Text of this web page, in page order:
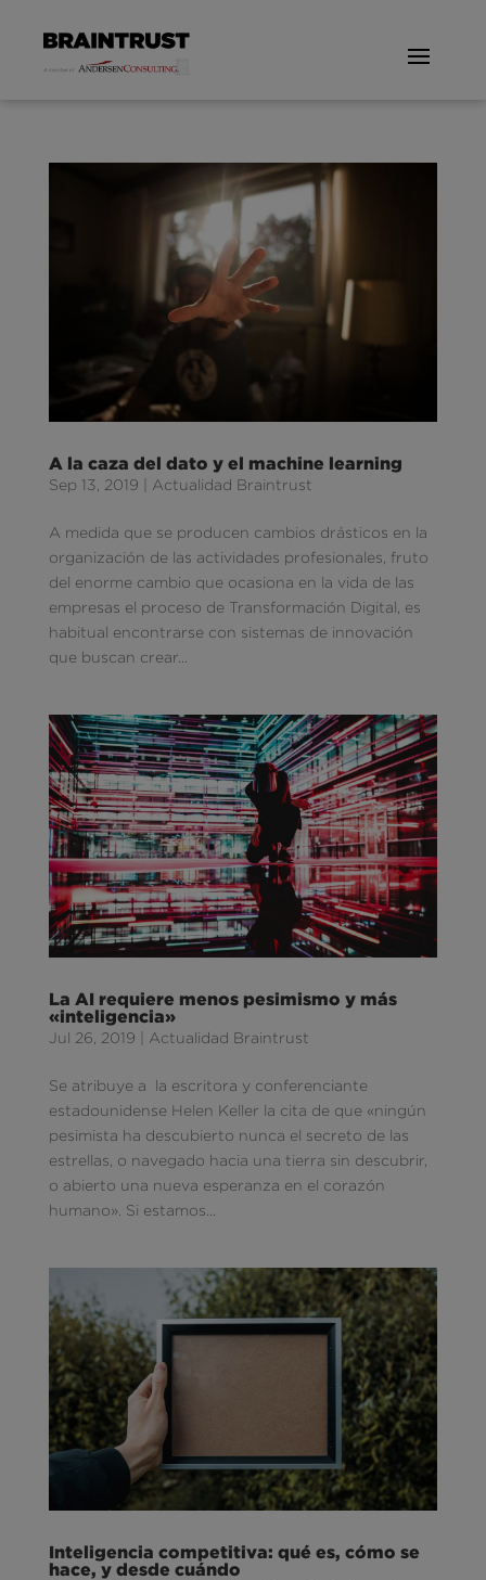
A la caza del dato y el machine learning
Sep 13, 2019 Actualidad Braintrust
A medida que se producen cambios drásticos en la
organización de las actividades profesionales, fruto
del enorme cambio que ocasiona en la vida de las
empresas el proceso de Transformación Digital, es
habitual encontrarse con sistemas de innovación
que buscan crear...
La AI requiere menos pesimismo y más
«inteligencia»
Jul 26, 2019 Actualidad Braintrust
Se atribuye a la escritora y conferenciante
estadounidense Helen Keller la cita de que «ningún
pesimista ha descubierto nunca el secreto de las
estrellas, o navegado hacia una tierra sin descubrir,
o abierto una nueva esperanza en el corazón
humano». Si estamos...
Inteligencia competitiva: qué es, cómo se
hace, y desde cuándo